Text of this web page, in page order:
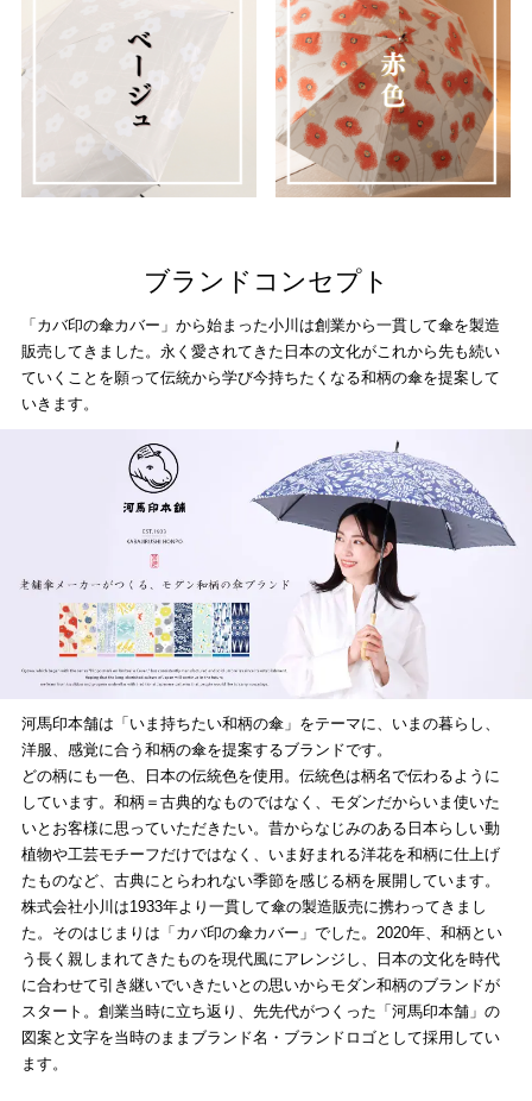
ブランドコンセプト
「カバ印の傘カバー」から始まった小川は創業から一貫して傘を製造
販売してきました。永く愛されてきた日本の文化がこれから先も続い
ていくことを願って伝統から学び今持ちたくなる和柄の傘を提案して
いきます。
河馬印本舗は「いま持ちたい和柄の傘」をテーマに、いまの暮らし、
洋服、感覚に合う和柄の傘を提案するブランドです。
どの柄にも一色、日本の伝統色を使用。伝統色は柄名で伝わるように
しています。和柄＝古典的なものではなく、モダンだからいま使いた
いとお客様に思っていただきたい。昔からなじみのある日本らしい動
植物や工芸モチーフだけではなく、いま好まれる洋花を和柄に仕上げ
たものなど、古典にとらわれない季節を感じる柄を展開しています。
株式会社小川は1933年より一貫して傘の製造販売に携わってきまし
た。そのはじまりは「カバ印の傘カバー」でした。2020年、和柄とい
う長く親しまれてきたものを現代風にアレンジし、日本の文化を時代
に合わせて引き継いでいきたいとの思いからモダン和柄のブランドが
スタート。創業当時に立ち返り、先先代がつくった「河馬印本舗」の
図案と文字を当時のままブランド名・ブランドロゴとして採用してい
ます。